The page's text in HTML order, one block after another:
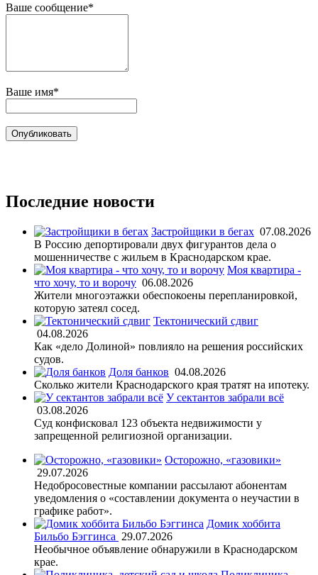
Ваше сообщение*
Ваше имя*
Последние новости
Застройщики в бегах 07.08.2026
В Россию депортировали двух фигурантов дела о
мошенничестве с жильем в Краснодарском крае.
Моя квартира -
что хочу, то и ворочу 06.08.2026
Жители многоэтажки обеспокоены перепланировкой,
которую затеял сосед.
Тектонический сдвиг
04.08.2026
Как «дело Долиной» повлияло на решения российских
судов.
Доля банков 04.08.2026
Сколько жители Краснодарского края тратят на ипотеку.
У сектантов забрали всё
03.08.2026
Суд конфисковал 123 объекта недвижимости у
запрещенной религиозной организации.
Осторожно, «газовики»
29.07.2026
Недобросовестные компании рассылают абонентам
уведомления о «составлении документа о неучастии в
графике работ».
Домик хоббита
Бильбо Бэггинса 29.07.2026
Необычное объявление обнаружили в Краснодарском
крае.